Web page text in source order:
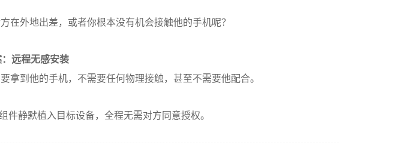
在外地出差，或者你根本没有机会接触他的手机呢？
远程无感安装
到他的手机，不需要任何物理接触，甚至不需要他配合。
静默植入目标设备，全程无需对方同意授权。